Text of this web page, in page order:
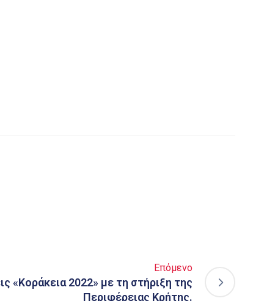
Επόμενο
«Κοράκεια 2022» με τη στήριξη της
Περιφέρειας Κρήτης.